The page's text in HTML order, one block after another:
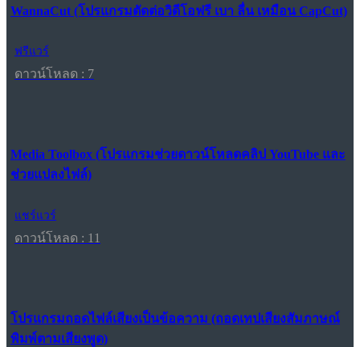
WannaCut (โปรแกรมตัดต่อวิดีโอฟรี เบา ลื่น เหมือน CapCut)
ฟรีแวร์
ดาวน์โหลด : 7
Media Toolbox (โปรแกรมช่วยดาวน์โหลดคลิป YouTube และ
ช่วยแปลงไฟล์)
แชร์แวร์
ดาวน์โหลด : 11
โปรแกรมถอดไฟล์เสียงเป็นข้อความ (ถอดเทปเสียงสัมภาษณ์
พิมพ์ตามเสียงพูด)